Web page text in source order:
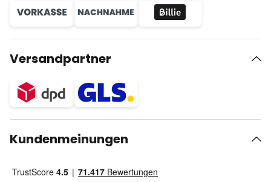
Versandpartner
Kundenmeinungen